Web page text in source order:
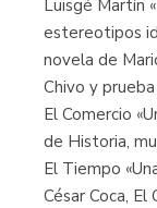
Luisgé Martín
estereotipos
novela de
Chivo y
El Comercio
de Historia,
El Tiempo
César Coca,